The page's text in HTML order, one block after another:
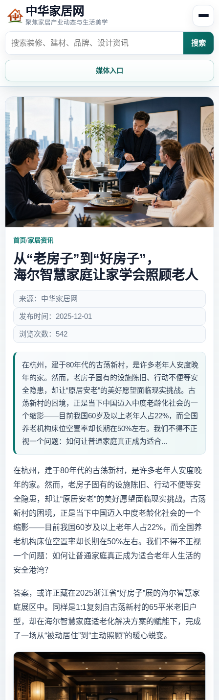
中华家居网
聚焦家居产业动态与生活美学
搜索
媒体入口
家居资讯
家居风水 家居欣赏
时尚饰家 装修设计
家具知识 家居文化
创意家居
首页/家居资讯
从“老房子”到“好房子”，
海尔智慧家庭让家学会照顾老人
来源：中华家居网
发布时间：2025-12-01
浏览次数：542
在杭州，建于80年代的古荡新村，是许多老年人安度晚
年的家。然而，老房子固有的设施陈旧、行动不便等安
全隐患，却让“原居安老”的美好愿望面临现实挑战。古
荡新村的困境，正是当下中国迈入中度老龄化社会的一
个缩影——目前我国60岁及以上老年人占22%，而全国
养老机构床位空置率却长期在50%左右。我们不得不正
视一个问题：如何让普通家庭真正成为适合...
在杭州，建于80年代的古荡新村，是许多老年人安度晚
年的家。然而，老房子固有的设施陈旧、行动不便等安
全隐患，却让“原居安老”的美好愿望面临现实挑战。古荡
新村的困境，正是当下中国迈入中度老龄化社会的一个
缩影——目前我国60岁及以上老年人占22%，而全国养
老机构床位空置率却长期在50%左右。我们不得不正视
一个问题：如何让普通家庭真正成为适合老年人生活的
安全港湾？
答案，或许正藏在2025浙江省“好房子”展的海尔智慧家
庭展区中。同样是1:1复刻自古荡新村的65平米老旧户
型，却在海尔智慧家庭适老化解决方案的赋能下，完成
了一场从“被动居住”到“主动照顾”的暖心蜕变。